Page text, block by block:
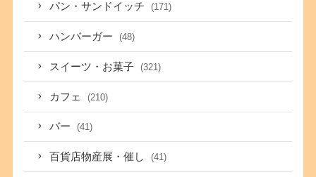
パン・サンドイッチ (171)
ハンバーガー (48)
スイーツ・お菓子 (321)
カフェ (210)
バー (41)
百貨店物産展・催し (41)